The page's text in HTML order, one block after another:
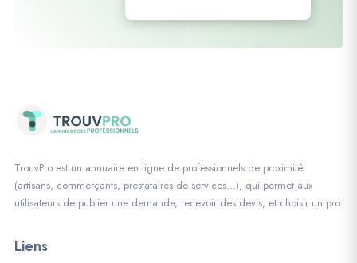
TrouvPro est un annuaire en ligne de professionnels de proximité
(artisans, commerçants, prestataires de services…), qui permet aux
utilisateurs de publier une demande, recevoir des devis, et choisir un pro.
Liens